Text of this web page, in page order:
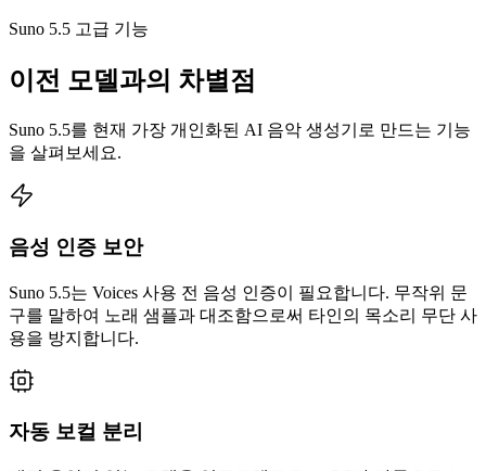
Suno 5.5 고급 기능
이전 모델과의 차별점
Suno 5.5를 현재 가장 개인화된 AI 음악 생성기로 만드는 기능
을 살펴보세요.
음성 인증 보안
Suno 5.5는 Voices 사용 전 음성 인증이 필요합니다. 무작위 문
구를 말하여 노래 샘플과 대조함으로써 타인의 목소리 무단 사
용을 방지합니다.
자동 보컬 분리